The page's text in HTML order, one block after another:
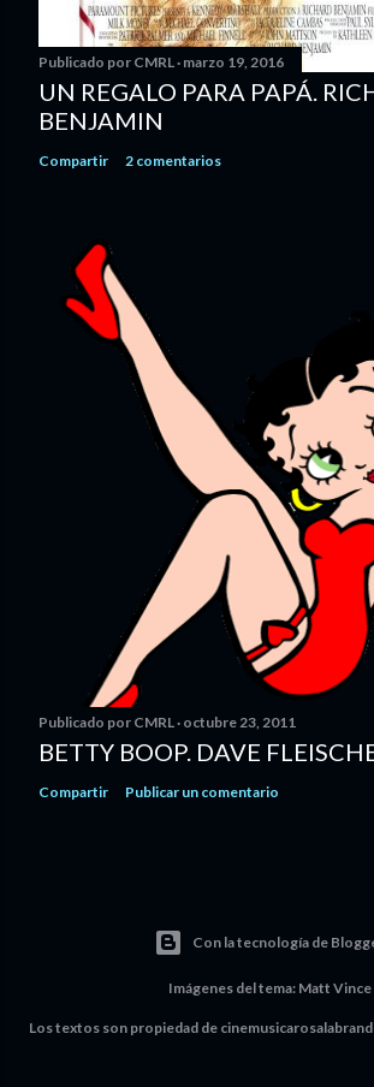
Publicado por CMRL marzo 19, 2016
UN REGALO PARA PAPÁ.
BENJAMIN
Compartir 2 comentarios
Publicado por CMRL octubre 23, 2011
BETTY BOOP. DAVE
Compartir Publicar un comentario
Con la tecnología de
Imágenes del tema: Matt Vince
Los textos son propiedad de